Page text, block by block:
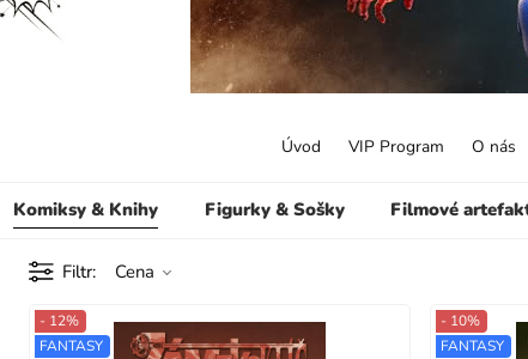
Komiksy & Knihy Figurky & Sošky Filmové
Úvod VIP Program O nás
Filtr Cena
- 12%
FANTASY
- 10%
FANTASY